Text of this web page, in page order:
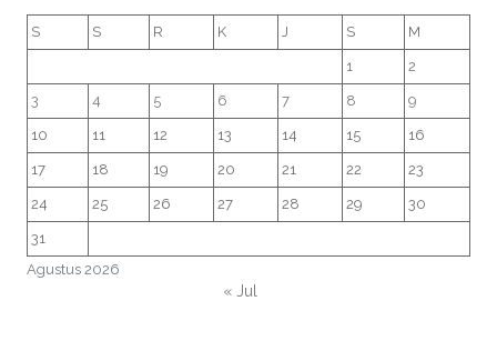
Agustus 2026
S S R K J S M
1 2
3 4 5 6 7 8 9
10 11 12 13 14 15 16
17 18 19 20 21 22 23
24 25 26 27 28 29 30
31
« Jul